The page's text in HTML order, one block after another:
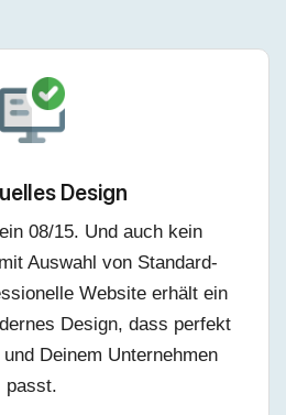
Design
08/15. Und auch kein
Auswahl von Standard-
Website erhält ein
Design, dass perfekt
Deinem Unternehmen
passt.